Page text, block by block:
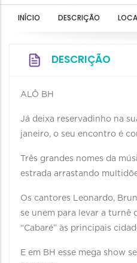
INÍCIO DESCRIÇÃO
DESCRIÇÃO
ALÔ BH
Já deixa reservadinho na
janeiro, o seu encontro é
Três grandes nomes da
estrada arrastando
Os cantores Leonardo,
se unem para levar a turnê
“Cabaré” às principais
E em BH esse mega show